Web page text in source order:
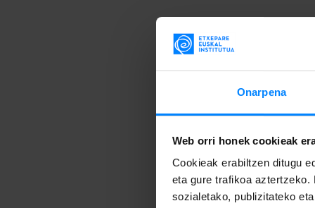
Onarpena
Web orri honek cookieak
Cookieak erabiltzen ditugu
eta gure trafikoa aztertzeko.
sozialetako, publizitateko
eskainiko
ezberdinekin